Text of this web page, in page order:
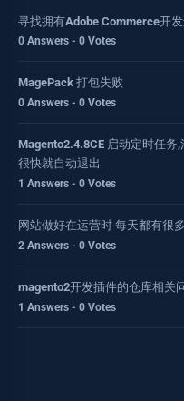
寻找拥有Adobe Commerce开
0 Answers - 0 Votes
MagePack 打包失败
0 Answers - 0 Votes
Magento2.4.8CE 启动定时任务
很快就自动退出
1 Answers - 0 Votes
网站做好在运营时 每天都有很
2 Answers - 0 Votes
magento2开发插件的仓库相关
1 Answers - 0 Votes